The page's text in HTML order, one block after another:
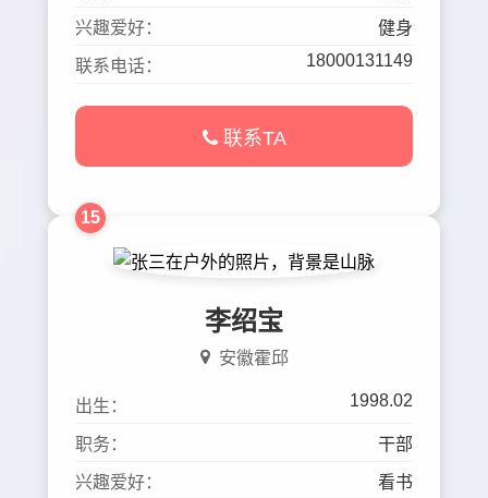
兴趣爱好： 健身
联系电话： 18000131149
联系TA
15
李绍宝
安徽霍邱
出生： 1998.02
职务： 干部
兴趣爱好： 看书